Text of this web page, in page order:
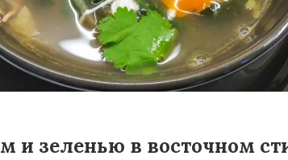
и зеленью в восточном